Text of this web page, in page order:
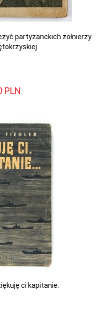
partyzanckich żołnierzy
PLN
ci kapitanie.